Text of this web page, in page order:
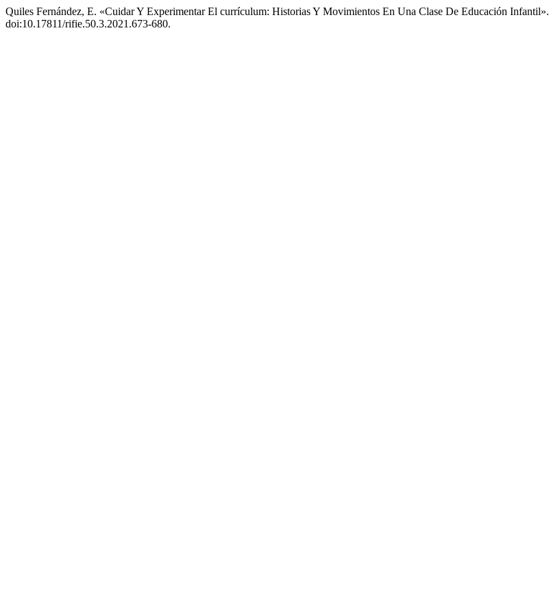
Quiles Fernández, E. «Cuidar Y Experimentar El currículum: Historias Y Movimientos En Una Clase De Educación Infantil».
doi:10.17811/rifie.50.3.2021.673-680.